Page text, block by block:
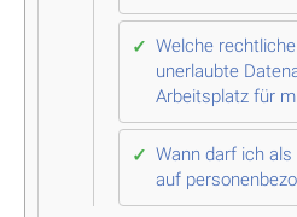
Welche
unerlaubte
Arbeitsplatz für
Wann darf ich
auf